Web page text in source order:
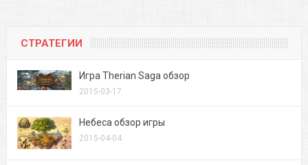
СТРАТЕГИИ
Игра Therian Saga обзор
2015-03-17
Небеса обзор игры
2015-04-04